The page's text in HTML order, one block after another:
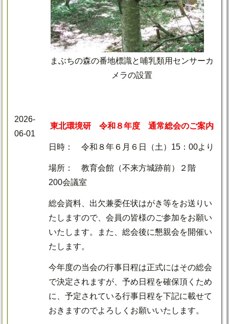
まぶちの森の番地標識と哺乳類用センサーカ
メラの設置
2026-
06-01
東北環境研 令和８年度 通常総会のご案内
日時： 令和８年６月６日（土）15：00より
場所： 教育会館（不来方城跡前）２階
200会議室
総会資料、出欠兼委任状はがき等をお送りい
たしますので、会員の皆様のご参加をお願い
いたします。また、総会後に懇親会を開催い
たします。
今年度の当会の行事日程は正式にはその総会
で決定されますが、予め日程を確保頂くため
に、予定されている行事日程を下記に載せて
おきますのでよろしくお願いいたします。